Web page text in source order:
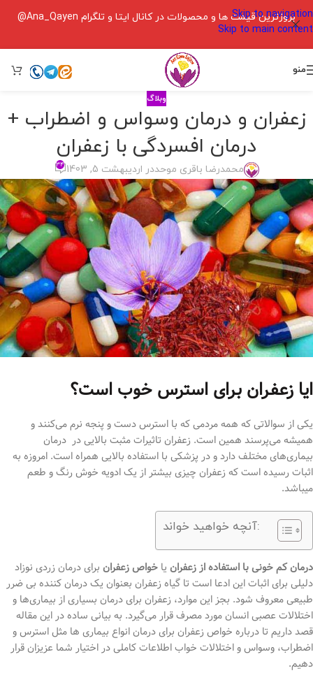
Skip to navigation
Skip to main content
بروزترین قیمت ها و محصولات در کانال ایتا و تلگرام Ana_Qayen@
منو
وبلاگ
زعفران و درمان وسواس و اضطراب +
درمان افسردگی با زعفران
محمدرضا باقری موحددر اردیبهشت 5, 1403 ۳۴
ایا زعفران برای استرس خوب است؟
یکی از سوالاتی که همه مردمی که با استرس دست و پنجه نرم می‌کنند و
همیشه می‌پرسند همین است. زعفران تاثیرات مثبت بالایی در درمان
بیماری‌های مختلف دارد و در پزشکی با استفاده بالایی همراه است. امروزه به
اثبات رسیده است که زعفران چیزی بیشتر از یک ادویه خوش رنگ و طعم
میباشد.
آنچه خواهید خواند:
درمان کم خونی با استفاده از زعفران یا خواص زعفران برای درمان زردی نوزاد
دلیلی برای اثبات این ادعا است تا گیاه زعفران بعنوان یک درمان کننده بی ضرر
طبیعی معروف شود. بجز این موارد، زعفران برای درمان بسیاری از بیماری‌ها و
اختلالات عصبی انسان مورد مصرف قرار می‌گیرد. به بیانی ساده در این مقاله
قصد داریم تا درباره خواص زعفران برای درمان انواع بیماری ها مثل استرس و
اضطراب، وسواس و اختلالات خواب اطلاعات کاملی در اختیار شما عزیزان قرار
دهیم.